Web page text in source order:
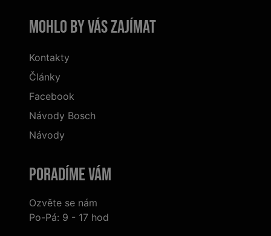
Mohlo by vás zajímat
Kontakty
Články
Facebook
Návody Bosch
Návody
Poradíme Vám
Ozvěte se nám
Po-Pá: 9 - 17 hod